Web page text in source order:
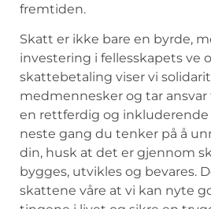
fremtiden.
Skatt ⁤er ikke bare en byrde,
investering i fellesskapets ‌ve⁣
skattebetaling viser vi
medmennesker og tar
en rettferdig og inkluderende
neste ⁤gang du tenker på å
din, husk⁤ at det er gjennom
bygges, utvikles og bevares.
skattene våre at vi kan ​nyte